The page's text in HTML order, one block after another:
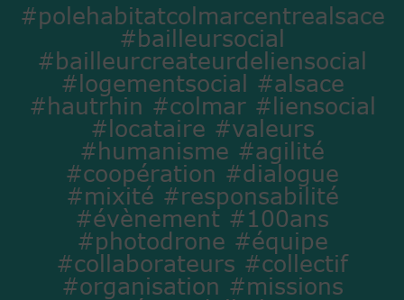
#polehabitatcolmarcentrealsace
#bailleursocial
#bailleurcreateurdeliensocial
#logementsocial #alsace
#hautrhin #colmar #liensocial
#locataire #valeurs
#humanisme #agilité
#coopération #dialogue
#mixité #responsabilité
#évènement #100ans
#photodrone #équipe
#collaborateurs #collectif
#organisation #missions